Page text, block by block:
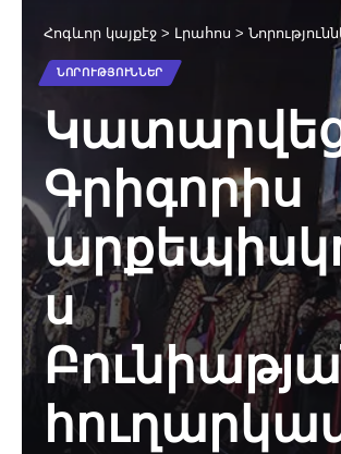
Հոգևոր կայքէջ > Լրահոս >
ՆՈՐՈՒԹՅՈՒՆՆԵՐ
Գրիգորիս
ս